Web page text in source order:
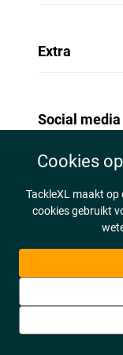
Extra
Social media
Cookies
TackleXL maakt op
cookies gebruikt